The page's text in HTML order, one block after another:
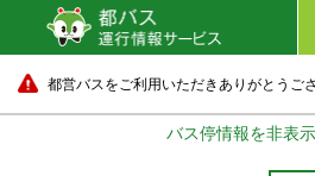
都営バスをご利用いただきありがとうご
バス停情報を非表